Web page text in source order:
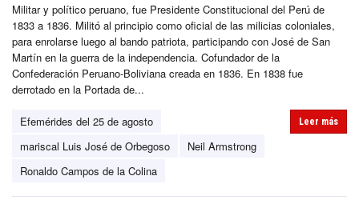
Militar y político peruano, fue Presidente Constitucional del Perú de
1833 a 1836. Militó al principio como oficial de las milicias coloniales,
para enrolarse luego al bando patriota, participando con José de San
Martín en la guerra de la independencia. Cofundador de la
Confederación Peruano-Boliviana creada en 1836. En 1838 fue
derrotado en la Portada de...
Efemérides del 25 de agosto
mariscal Luis José de Orbegoso
Neil Armstrong
Ronaldo Campos de la Colina
Leer más